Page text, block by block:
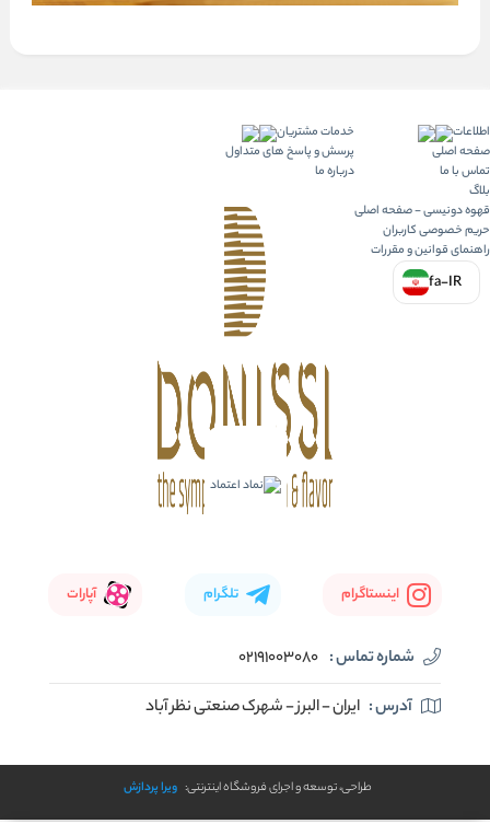
اطلاعات
صفحه اصلی
تماس با ما
بلاگ
قهوه دونیسی - صفحه اصلی
حریم خصوصی کاربران
راهنمای قوانین و مقررات
خدمات مشتریان
پرسش و پاسخ های متداول
درباره ما
fa-IR
اینستاگرام تلگرام آپارات
شماره تماس : 02191003080
آدرس : ایران - البرز - شهرک صنعتی نظر آباد
طراحی، توسعه و اجرای فروشگاه اینترنتی: ویرا پردازش